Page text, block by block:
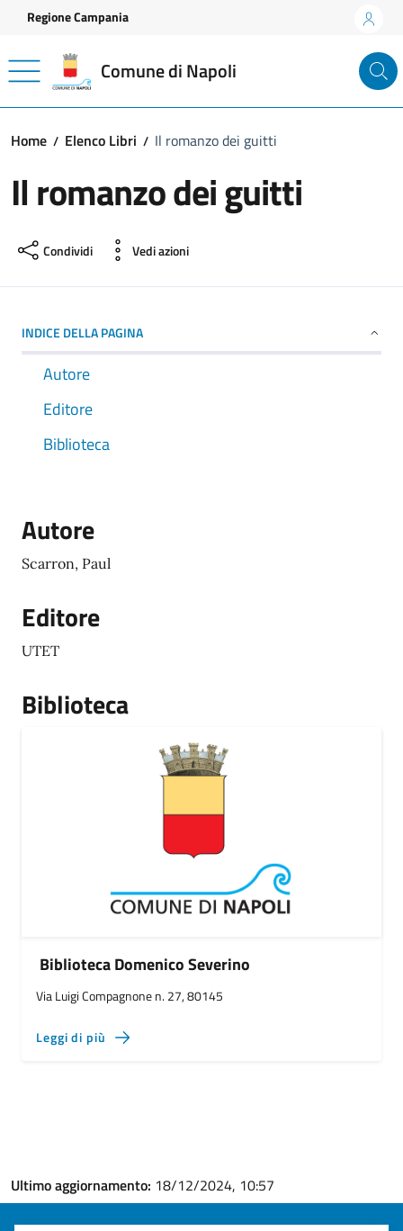
Vai ai contenuti
Vai al footer
Regione Campania
Comune di Napoli
Home Elenco Libri Il romanzo dei guitti
Il romanzo dei guitti
Condividi Vedi azioni
INDICE DELLA PAGINA
Autore
Editore
Biblioteca
Autore
Scarron, Paul
Editore
UTET
Biblioteca
Biblioteca Domenico Severino
Via Luigi Compagnone n. 27, 80145
Leggi di più
Ultimo aggiornamento: 18/12/2024, 10:57